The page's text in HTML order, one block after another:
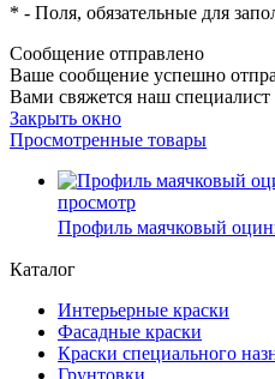
* - Поля, обязательные для
Сообщение отправлено
Ваше сообщение успешно
Вами свяжется наш специалист
Закрыть окно
Просмотренные товары
просмотр
Профиль маячковый
Каталог
Интерьерные краски
Фасадные краски
Краски специального
Грунтовки